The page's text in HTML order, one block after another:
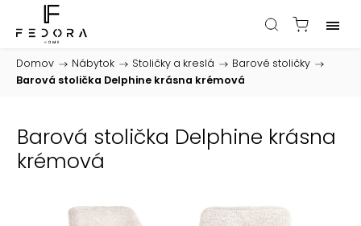
Domov / Nábytok / Stoličky a kreslá / Barové stoličky /
Barová stolička Delphine krásna krémová
Barová stolička Delphine krásna
krémová